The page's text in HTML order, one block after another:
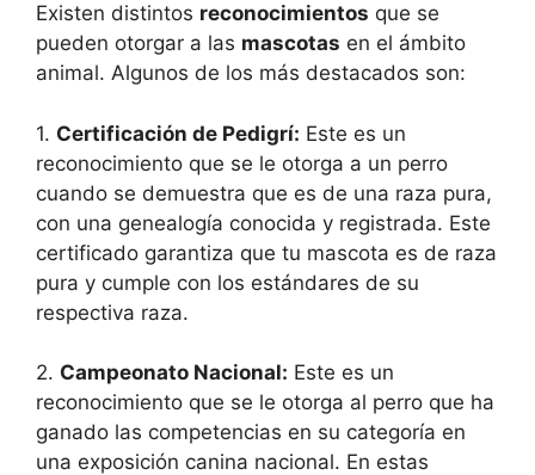
Existen distintos reconocimientos que se
pueden otorgar a las mascotas en el ámbito
animal. Algunos de los más destacados son:
1. Certificación de Pedigrí: Este es un
reconocimiento que se le otorga a un perro
cuando se demuestra que es de una raza pura,
con una genealogía conocida y registrada. Este
certificado garantiza que tu mascota es de raza
pura y cumple con los estándares de su
respectiva raza.
2. Campeonato Nacional: Este es un
reconocimiento que se le otorga al perro que ha
ganado las competencias en su categoría en
una exposición canina nacional. En estas